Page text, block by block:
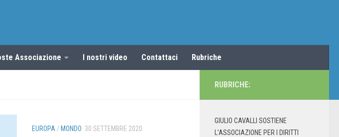
Associazione I nostri video Contattaci Rubriche
EUROPA / MONDO 30 SETTEMBRE 2020
RUBRICHE:
GIULIO CAVALLI SOSTIENE
L’ASSOCIAZIONE PER I DIRITTI